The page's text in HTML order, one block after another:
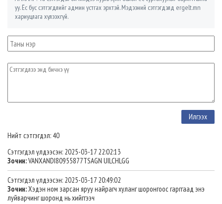
уу. Ёс бус сэтгэгдлийг админ устгах эрхтэй. Мэдээний сэтгэгдэлд ergelt.mn
хариуцлага хүлээхгүй.
Нийт сэтгэгдэл: 40
Сэтгэгдэл үлдээсэн: 2025-03-17 22:02:13
Зочин:VANXANDI80955877TSAGN UILCHLGG
Сэтгэгдэл үлдээсэн: 2025-03-17 20:49:02
Зочин:Хэдэн ном зарсан яруу найрагч хуланг шоронгоос гарггаад энэ
луйварчинг шоронд нь хийггээч